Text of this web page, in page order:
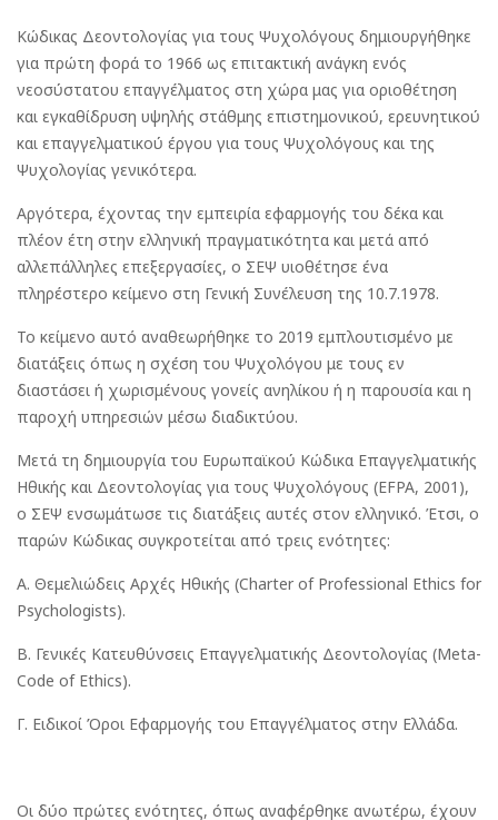
Κώδικας Δεοντολογίας για τους Ψυχολόγους δημιουργήθηκε
για πρώτη φορά το 1966 ως επιτακτική ανάγκη ενός
νεοσύστατου επαγγέλματος στη χώρα μας για οριοθέτηση
και εγκαθίδρυση υψηλής στάθμης επιστημονικού, ερευνητικού
και επαγγελματικού έργου για τους Ψυχολόγους και της
Ψυχολογίας γενικότερα.
Αργότερα, έχοντας την εμπειρία εφαρμογής του δέκα και
πλέον έτη στην ελληνική πραγματικότητα και μετά από
αλλεπάλληλες επεξεργασίες, ο ΣΕΨ υιοθέτησε ένα
πληρέστερο κείμενο στη Γενική Συνέλευση της 10.7.1978.
Το κείμενο αυτό αναθεωρήθηκε το 2019 εμπλουτισμένο με
διατάξεις όπως η σχέση του Ψυχολόγου με τους εν
διαστάσει ή χωρισμένους γονείς ανηλίκου ή η παρουσία και η
παροχή υπηρεσιών μέσω διαδικτύου.
Μετά τη δημιουργία του Ευρωπαϊκού Κώδικα Επαγγελματικής
Ηθικής και Δεοντολογίας για τους Ψυχολόγους (EFPA, 2001),
ο ΣΕΨ ενσωμάτωσε τις διατάξεις αυτές στον ελληνικό. Έτσι, ο
παρών Κώδικας συγκροτείται από τρεις ενότητες:
Α. Θεμελιώδεις Αρχές Ηθικής (Charter of Professional Ethics for
Psychologists).
Β. Γενικές Κατευθύνσεις Επαγγελματικής Δεοντολογίας (Meta-
Code of Ethics).
Γ. Ειδικοί Όροι Εφαρμογής του Επαγγέλματος στην Ελλάδα.
Οι δύο πρώτες ενότητες, όπως αναφέρθηκε ανωτέρω, έχουν